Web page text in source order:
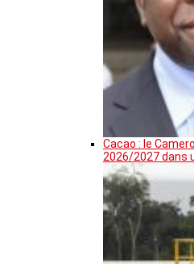
Cacao : le
2026/2027 dans